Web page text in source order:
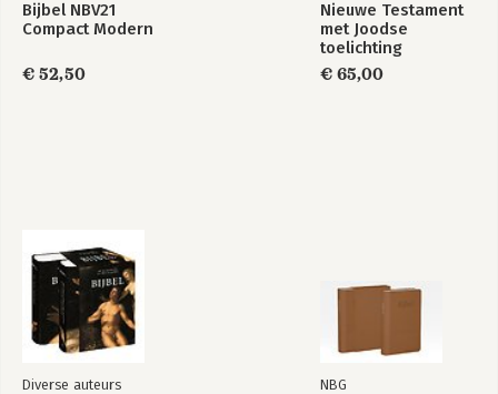
Bijbel NBV21
Compact Modern
€ 52,50
Nieuwe Testament
met Joodse
toelichting
€ 65,00
Diverse auteurs NBG